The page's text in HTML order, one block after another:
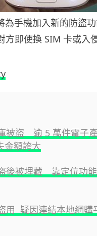
手機加入新的防盜
方即使換 SIM 卡或入
被盜 逾 5 萬件電子
金額誇大
後被埋藏 靠定位功
用 疑因連結本地網購